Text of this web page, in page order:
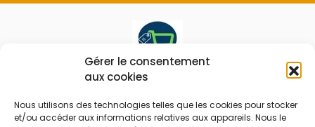
Gérer le consentement
aux cookies
Nous utilisons des technologies telles que les cookies pour stocker
et/ou accéder aux informations relatives aux appareils. Nous le
Le prix peut être réduit !
Mes Bons Bonnes affaires